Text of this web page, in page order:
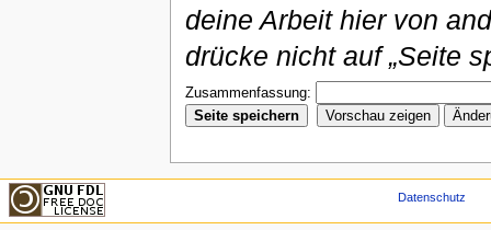
deine Arbeit hier von
drücke nicht auf „Seite
Zusammenfassung:
Datenschutz